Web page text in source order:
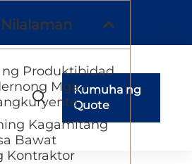
Kumuha ng
Quote
Produktibidad
Mga
Kagamitang
Bawat
Kontraktor